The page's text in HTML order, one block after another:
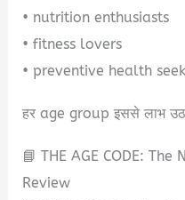
• nutrition enthusiasts
• fitness lovers
• preventive health
हर age group इससे लाभ
📘 THE AGE CODE:
Review